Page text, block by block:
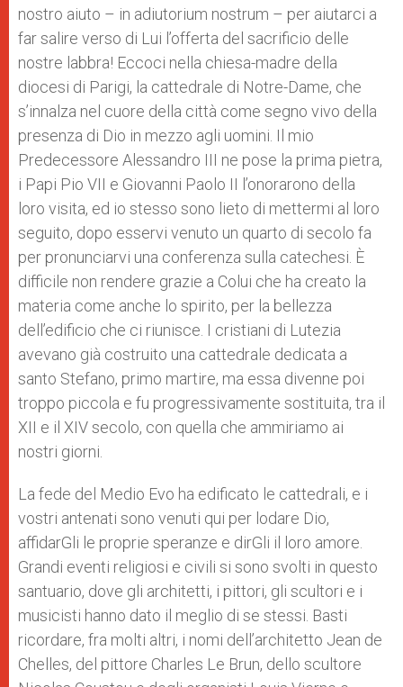
nostro aiuto – in adiutorium nostrum – per aiutarci a
far salire verso di Lui l’offerta del sacrificio delle
nostre labbra! Eccoci nella chiesa-madre della
diocesi di Parigi, la cattedrale di Notre-Dame, che
s’innalza nel cuore della città come segno vivo della
presenza di Dio in mezzo agli uomini. Il mio
Predecessore Alessandro III ne pose la prima pietra,
i Papi Pio VII e Giovanni Paolo II l’onorarono della
loro visita, ed io stesso sono lieto di mettermi al loro
seguito, dopo esservi venuto un quarto di secolo fa
per pronunciarvi una conferenza sulla catechesi. È
difficile non rendere grazie a Colui che ha creato la
materia come anche lo spirito, per la bellezza
dell’edificio che ci riunisce. I cristiani di Lutezia
avevano già costruito una cattedrale dedicata a
santo Stefano, primo martire, ma essa divenne poi
troppo piccola e fu progressivamente sostituita, tra il
XII e il XIV secolo, con quella che ammiriamo ai
nostri giorni.
La fede del Medio Evo ha edificato le cattedrali, e i
vostri antenati sono venuti qui per lodare Dio,
affidarGli le proprie speranze e dirGli il loro amore.
Grandi eventi religiosi e civili si sono svolti in questo
santuario, dove gli architetti, i pittori, gli scultori e i
musicisti hanno dato il meglio di se stessi. Basti
ricordare, fra molti altri, i nomi dell’architetto Jean de
Chelles, del pittore Charles Le Brun, dello scultore